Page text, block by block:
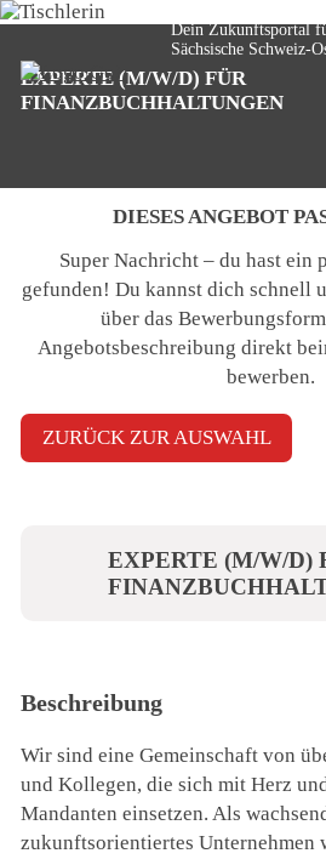
Dein Zukunftsportal
Sächsische Schweiz-
© Anselm - stock.adobe.com
EXPERTE (M/W/D) FÜR
FINANZBUCHHALTUNGEN
DIESES ANGEBOT
Super Nachricht – du hast ein
gefunden! Du kannst dich schnell
über das
Angebotsbeschreibungdirekt
bewerben.
ZURÜCK ZUR AUSWAHL
EXPERTE (M/W/D)
Beschreibung
Wir sind eine Gemeinschaft von
und Kollegen, die sich mit Herz
Mandanten einsetzen. Als
zukunftsorientiertes Unternehmen